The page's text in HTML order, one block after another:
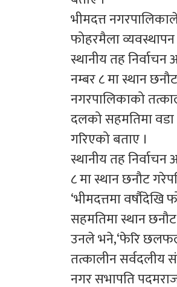
भीमदत्त
फोहरमैला व्यवस्थापन
स्थानीय तह
नम्बर ८ मा स्थान
नगरपालिकाको
दलको सहमतिमा वडा
गरिएको बताए ।
स्थानीय तह
८ मा स्थान छनौट
‘भीमदत्तमा
सहमतिमा स्थान
उनले भने,‘फेरि
तत्कालीन सर्वदलीय
नगर सभापति